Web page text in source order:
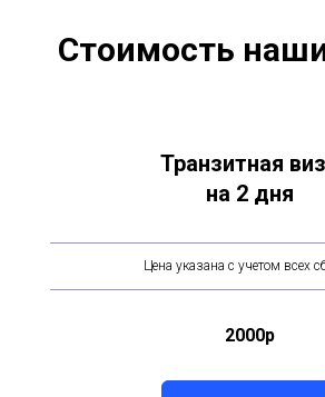
Стоимость
Транзитная
на 2 дня
Цена указана с учетом всех
2000р